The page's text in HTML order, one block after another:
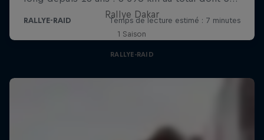
Rallye Dakar
1 Saison
RALLYE-RAID